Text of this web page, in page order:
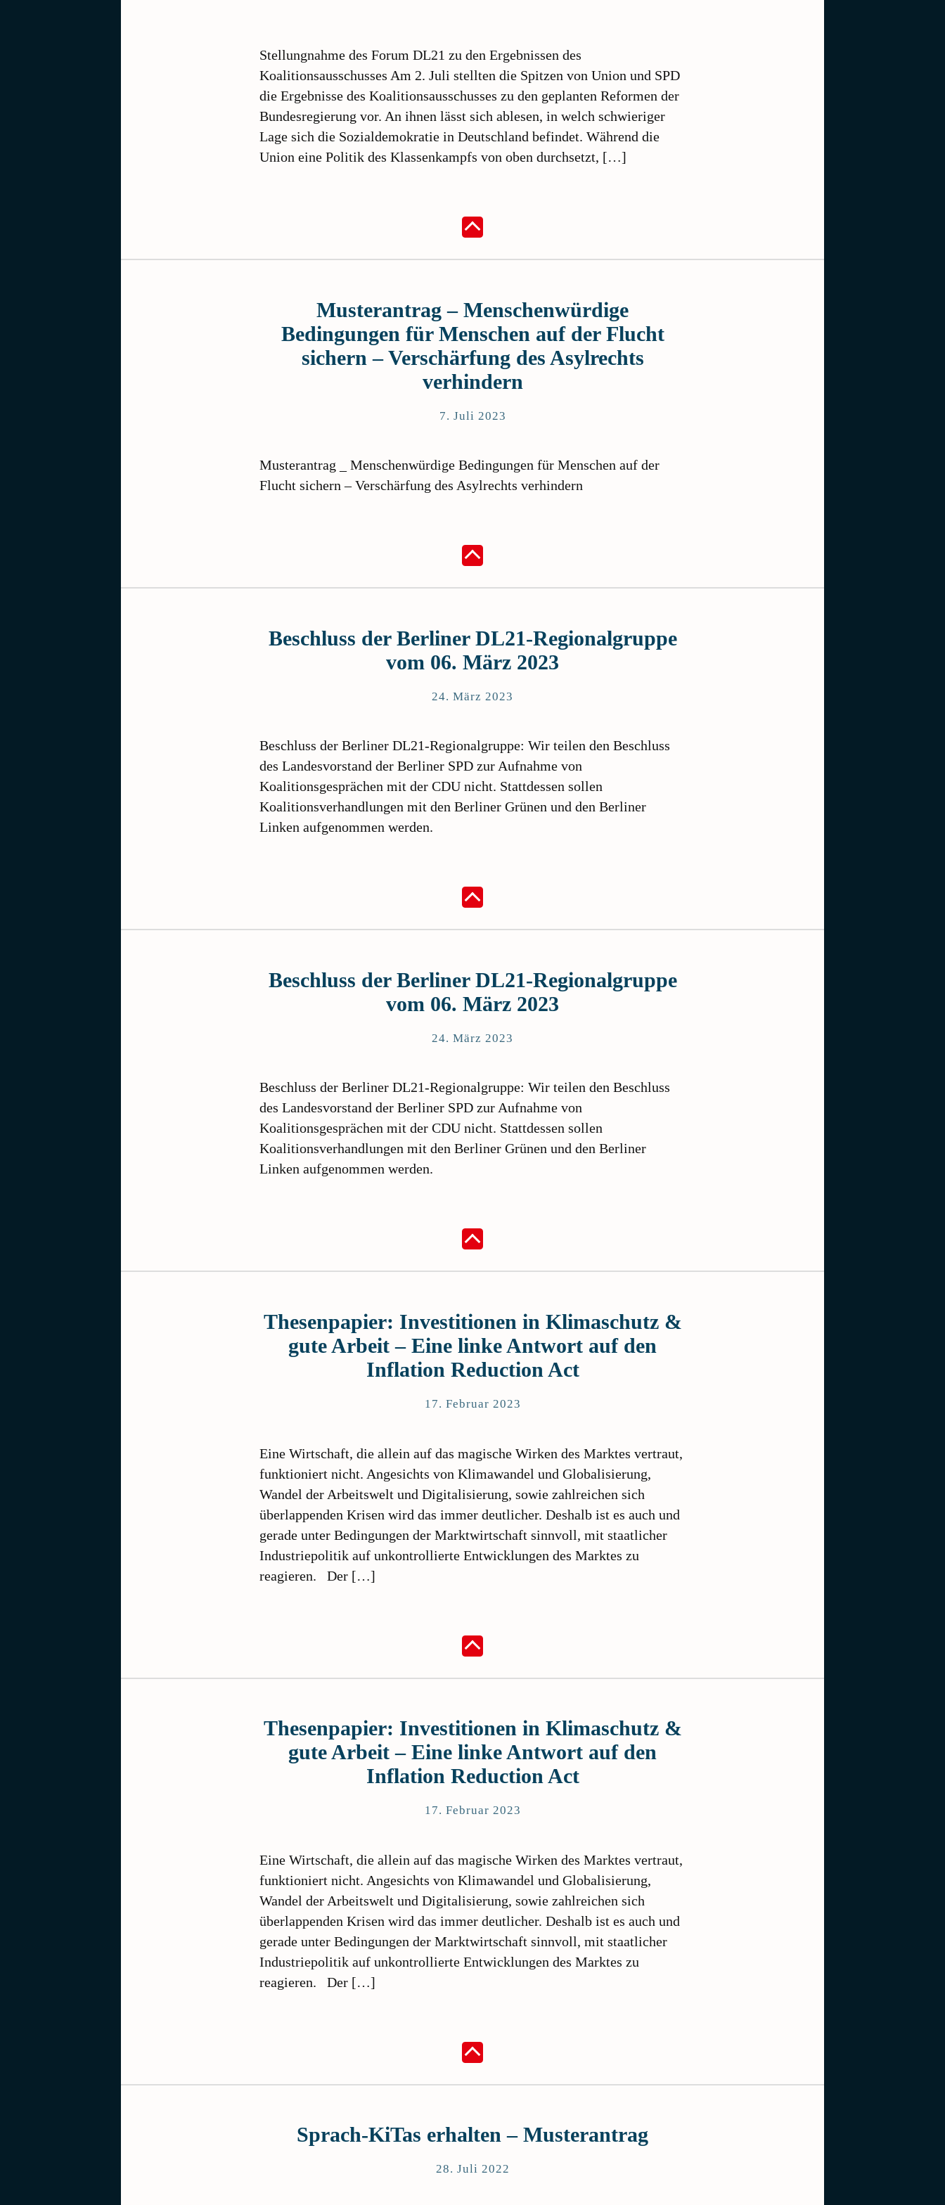
Stellungnahme des Forum DL21 zu den Ergebnissen des
Koalitionsausschusses Am 2. Juli stellten die Spitzen von Union und SPD
die Ergebnisse des Koalitionsausschusses zu den geplanten Reformen der
Bundesregierung vor. An ihnen lässt sich ablesen, in welch schwieriger
Lage sich die Sozialdemokratie in Deutschland befindet. Während die
Union eine Politik des Klassenkampfs von oben durchsetzt, […]
Musterantrag – Menschenwürdige
Bedingungen für Menschen auf der Flucht
sichern – Verschärfung des Asylrechts
verhindern
7. Juli 2023
Musterantrag _ Menschenwürdige Bedingungen für Menschen auf der
Flucht sichern – Verschärfung des Asylrechts verhindern
Beschluss der Berliner DL21-Regionalgruppe
vom 06. März 2023
24. März 2023
Beschluss der Berliner DL21-Regionalgruppe: Wir teilen den Beschluss
des Landesvorstand der Berliner SPD zur Aufnahme von
Koalitionsgesprächen mit der CDU nicht. Stattdessen sollen
Koalitionsverhandlungen mit den Berliner Grünen und den Berliner
Linken aufgenommen werden.
Beschluss der Berliner DL21-Regionalgruppe
vom 06. März 2023
24. März 2023
Beschluss der Berliner DL21-Regionalgruppe: Wir teilen den Beschluss
des Landesvorstand der Berliner SPD zur Aufnahme von
Koalitionsgesprächen mit der CDU nicht. Stattdessen sollen
Koalitionsverhandlungen mit den Berliner Grünen und den Berliner
Linken aufgenommen werden.
Thesenpapier: Investitionen in Klimaschutz &
gute Arbeit – Eine linke Antwort auf den
Inflation Reduction Act
17. Februar 2023
Eine Wirtschaft, die allein auf das magische Wirken des Marktes vertraut,
funktioniert nicht. Angesichts von Klimawandel und Globalisierung,
Wandel der Arbeitswelt und Digitalisierung, sowie zahlreichen sich
überlappenden Krisen wird das immer deutlicher. Deshalb ist es auch und
gerade unter Bedingungen der Marktwirtschaft sinnvoll, mit staatlicher
Industriepolitik auf unkontrollierte Entwicklungen des Marktes zu
reagieren. Der […]
Thesenpapier: Investitionen in Klimaschutz &
gute Arbeit – Eine linke Antwort auf den
Inflation Reduction Act
17. Februar 2023
Eine Wirtschaft, die allein auf das magische Wirken des Marktes vertraut,
funktioniert nicht. Angesichts von Klimawandel und Globalisierung,
Wandel der Arbeitswelt und Digitalisierung, sowie zahlreichen sich
überlappenden Krisen wird das immer deutlicher. Deshalb ist es auch und
gerade unter Bedingungen der Marktwirtschaft sinnvoll, mit staatlicher
Industriepolitik auf unkontrollierte Entwicklungen des Marktes zu
reagieren. Der […]
Sprach-KiTas erhalten – Musterantrag
28. Juli 2022